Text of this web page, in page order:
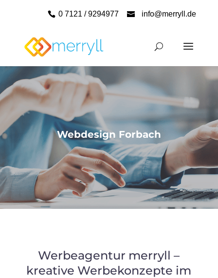
0 7121 / 9294977 info@merryll.de
Webdesign Forbach
Werbeagentur merryll –
kreative Werbekonzepte im